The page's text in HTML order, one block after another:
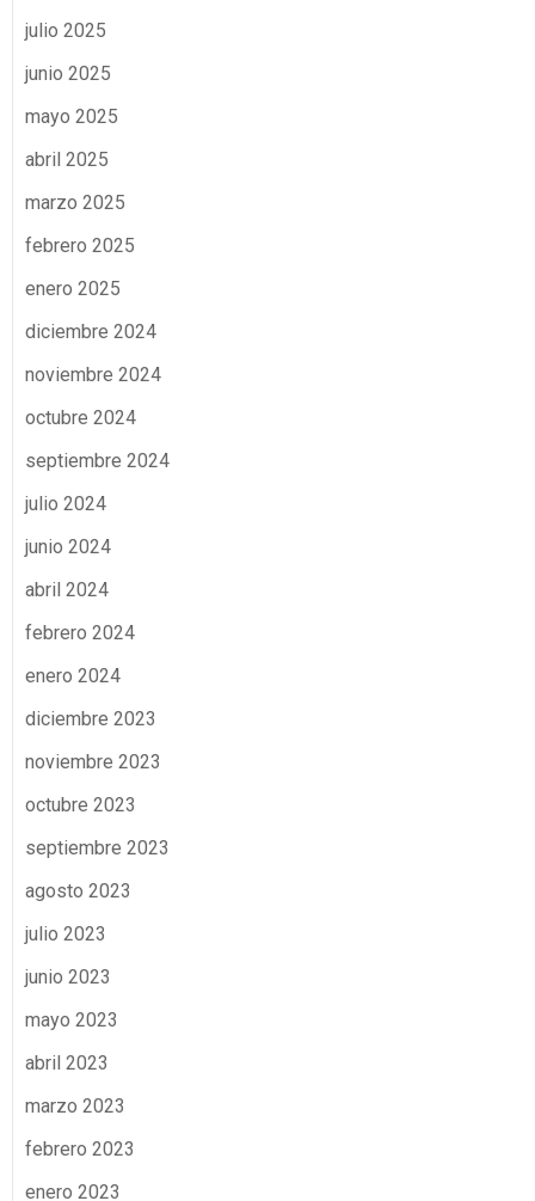
julio 2025
junio 2025
mayo 2025
abril 2025
marzo 2025
febrero 2025
enero 2025
diciembre 2024
noviembre 2024
octubre 2024
septiembre 2024
julio 2024
junio 2024
abril 2024
febrero 2024
enero 2024
diciembre 2023
noviembre 2023
octubre 2023
septiembre 2023
agosto 2023
julio 2023
junio 2023
mayo 2023
abril 2023
marzo 2023
febrero 2023
enero 2023